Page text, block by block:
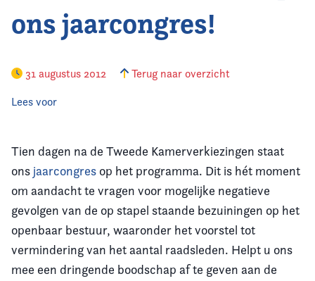
Agenda
Opleiding
Vereniging
Contact
ons jaarcongres!
31 augustus 2012 Terug naar overzicht
Lees voor
Tien dagen na de Tweede Kamerverkiezingen staat
ons jaarcongres op het programma. Dit is hét moment
om aandacht te vragen voor mogelijke negatieve
gevolgen van de op stapel staande bezuiningen op het
openbaar bestuur, waaronder het voorstel tot
vermindering van het aantal raadsleden. Helpt u ons
mee een dringende boodschap af te geven aan de